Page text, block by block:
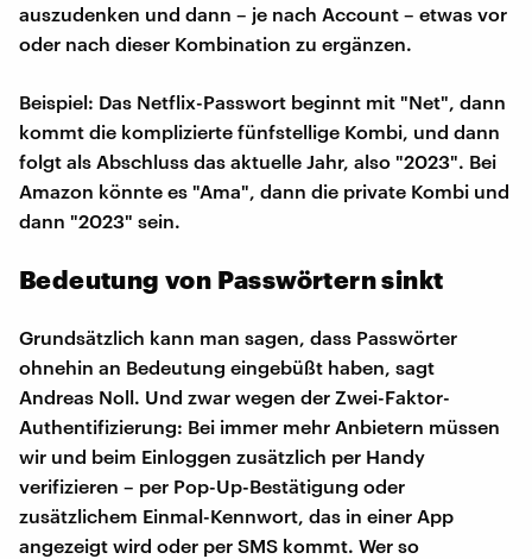
auszudenken und dann – je nach Account – etwas vor
oder nach dieser Kombination zu ergänzen.
Beispiel: Das Netflix-Passwort beginnt mit "Net", dann
kommt die komplizierte fünfstellige Kombi, und dann
folgt als Abschluss das aktuelle Jahr, also "2023". Bei
Amazon könnte es "Ama", dann die private Kombi und
dann "2023" sein.
Bedeutung von Passwörtern sinkt
Grundsätzlich kann man sagen, dass Passwörter
ohnehin an Bedeutung eingebüßt haben, sagt
Andreas Noll. Und zwar wegen der Zwei-Faktor-
Authentifizierung: Bei immer mehr Anbietern müssen
wir und beim Einloggen zusätzlich per Handy
verifizieren – per Pop-Up-Bestätigung oder
zusätzlichem Einmal-Kennwort, das in einer App
angezeigt wird oder per SMS kommt. Wer so